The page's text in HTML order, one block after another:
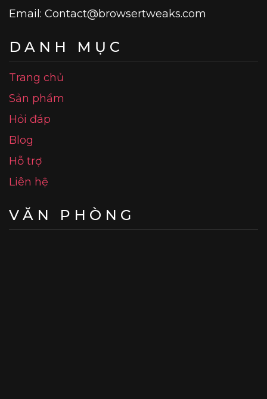
Email: Contact@browsertweaks.com
DANH MỤC
Trang chủ
Sản phẩm
Hỏi đáp
Blog
Hỗ trợ
Liên hệ
VĂN PHÒNG